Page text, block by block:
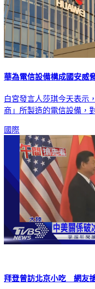
華為電信設備構成國安
白宮發言人莎琪今天表示
商」所製造的電信設備，
國際
拜登曾訪北京小吃 網友搶